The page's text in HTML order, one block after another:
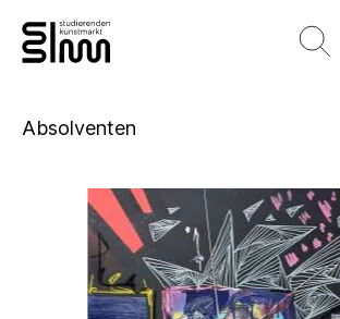
Absolventen